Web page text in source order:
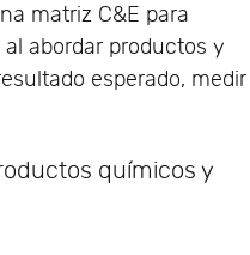
matriz C&E para
abordar productos y
esperado, medir
químicos y